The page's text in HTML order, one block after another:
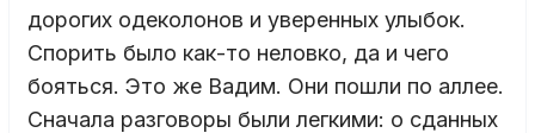
дорогих одеколонов и уверенных улыбок.
Спорить было как-то неловко, да и чего
бояться. Это же Вадим. Они пошли по аллее.
Сначала разговоры были легкими: о сданных